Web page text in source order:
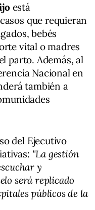
está
que requieran
bebés
vital o madres
parto. Además, al
Nacional en
también a
del Ejecutivo
"La gestión
y
será replicado
públicos de la